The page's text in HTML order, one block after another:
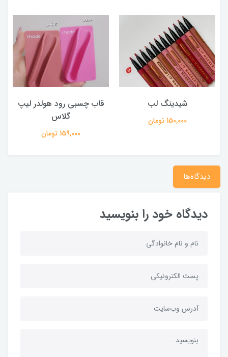
شیدینگ لب
150,000 تومان
قاب چسبی رود هولدر لیپ
گلاس
159,000 تومان
دیدگاه‌ها
دیدگاه خود را بنویسید